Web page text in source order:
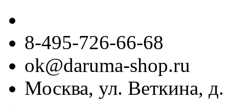
8-495-726-66-68
ok@daruma-shop.ru
Москва, ул. Веткина, д.